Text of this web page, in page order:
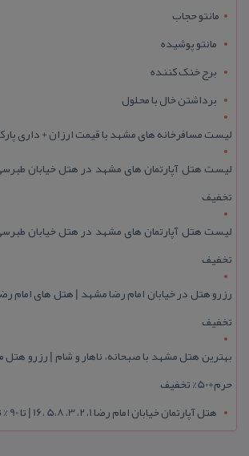
مانتو حجاب
مانتو پوشیده
برج خنک کننده
برداشتن خال با محلول
لیست مسافرخانه های مشهد با قیمت ارزان + داری پارکینگ +
تخفیف
تخفیف
تخفیف
بهترین هتل مشهد با صبحانه، ناهار و شام | رزرو
حرم+50% تخفیف
هتل آپارتمان خیابان امام رضا 1، 2، 3، 5،8 ،16 | تا 90 % تخفیف